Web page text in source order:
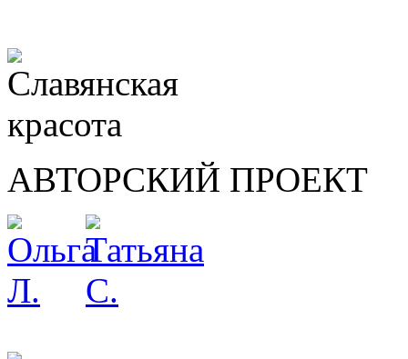
АВТОРСКИЙ ПРОЕКТ